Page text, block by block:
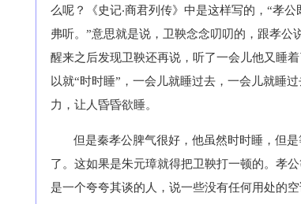
么呢？《史记‧商君列传》中是这样写的，“孝
弗听。”意思就是说，卫鞅念念叨叨的，跟孝公
醒来之后发现卫鞅还再说，听了一会儿他又睡
以就“时时睡”，一会儿就睡过去，一会儿就睡
力，让人昏昏欲睡。
但是秦孝公脾气很好，他虽然时时睡，但
了。这如果是朱元璋就得把卫鞅打一顿的。孝
是一个夸夸其谈的人，说一些没有任何用处的